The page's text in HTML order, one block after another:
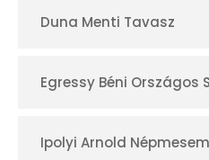
Duna Menti Tavasz
Egressy Béni Országos
Ipolyi Arnold